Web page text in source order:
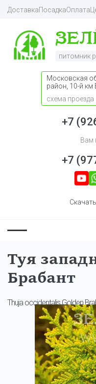
ДоставкаПосадкаОплата
питомник
Московская
район, 10-й
схема проезда
+7
Вам
+7
Туя
Брабант
Thuja occidentalis Golden